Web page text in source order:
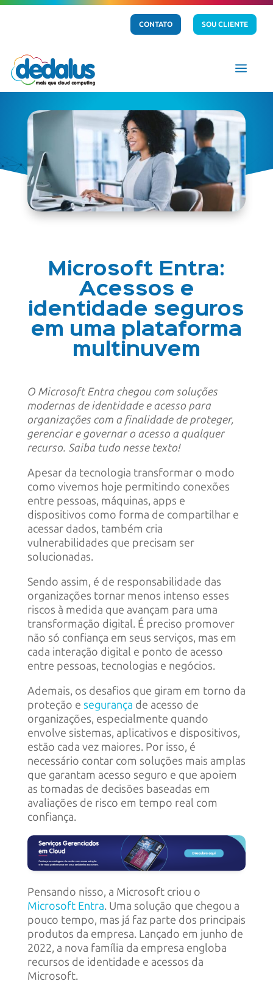
CONTATO SOU CLIENTE
a
Microsoft Entra:
Acessos e
identidade seguros
em uma plataforma
multinuvem
O Microsoft Entra chegou com soluções
modernas de identidade e acesso para
organizações com a finalidade deproteger,
gerenciar e governar o acesso a qualquer
recurso. Saiba tudo nesse texto!
Apesar da tecnologia transformar o modo
como vivemos hoje permitindo conexões
entre pessoas, máquinas, apps e
dispositivos como forma de compartilhar e
acessar dados, também cria
vulnerabilidades que precisam ser
solucionadas.
Sendo assim, é de responsabilidade das
organizações tornar menos intenso esses
riscos à medida que avançam para uma
transformação digital. É preciso promover
não só confiança em seus serviços, mas em
cada interação digital e ponto de acesso
entre pessoas, tecnologias e negócios.
Ademais, os desafios que giram em torno da
proteção e segurança de acesso de
organizações, especialmente quando
envolve sistemas, aplicativos e dispositivos,
estão cada vez maiores. Por isso, é
necessário contar com soluções mais amplas
que garantam acesso seguro e que apoiem
as tomadas de decisões baseadas em
avaliações de risco em tempo real com
confiança.
Pensando nisso, a Microsoft criou o
Microsoft Entra. Uma solução que chegou a
pouco tempo, mas já faz parte dos principais
produtos da empresa. Lançado em junho de
2022, a nova família da empresa engloba
recursos de identidade e acessos da
Microsoft.